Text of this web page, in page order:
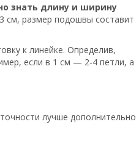
знать длину и ширину
см, размер подошвы составит
к линейке. Определив,
если в 1 см — 2-4 петли, а
лучше дополнительно